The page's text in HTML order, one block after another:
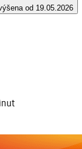
od 19.05.2026